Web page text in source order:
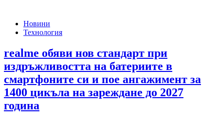
Новини
Технология
realme обяви нов стандарт при
издръжливостта на батериите в
смартфоните си и пое ангажимент за
1400 цикъла на зареждане до 2027
година